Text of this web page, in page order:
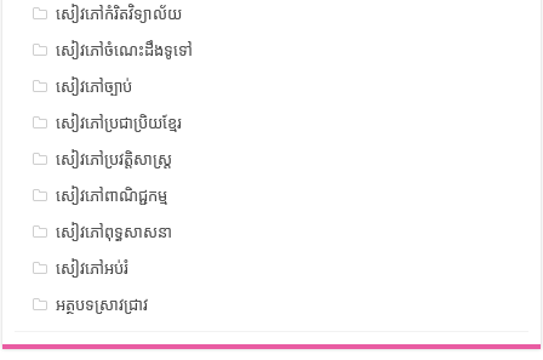
សៀវភៅកំរិតវិទ្យាល័យ
សៀវភៅចំណេះដឹងទូទៅ
សៀវភៅច្បាប់
សៀវភៅប្រជាប្រិយខ្មែរ
សៀវភៅប្រវត្តិសាស្រ្ត
សៀវភៅពាណិជ្ជកម្ម
សៀវភៅពុទ្ធសាសនា
សៀវភៅអប់រំ
អត្ថបទស្រាវជ្រាវ